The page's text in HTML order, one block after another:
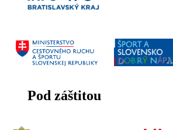
Pod záštitou